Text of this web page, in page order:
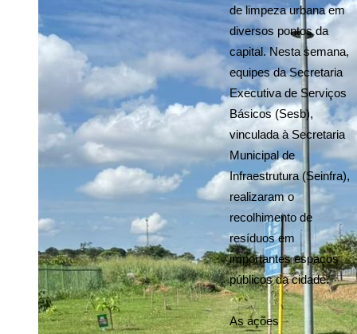
de limpeza urbana em
diversos pontos da
capital. Nesta semana,
equipes da Secretaria
Executiva de Serviços
Básicos (Sesb),
vinculada à Secretaria
Municipal de
Infraestrutura (Seinfra),
realizaram o
recolhimento de
resíduos em
importantes espaços
públicos da cidade.
As ações